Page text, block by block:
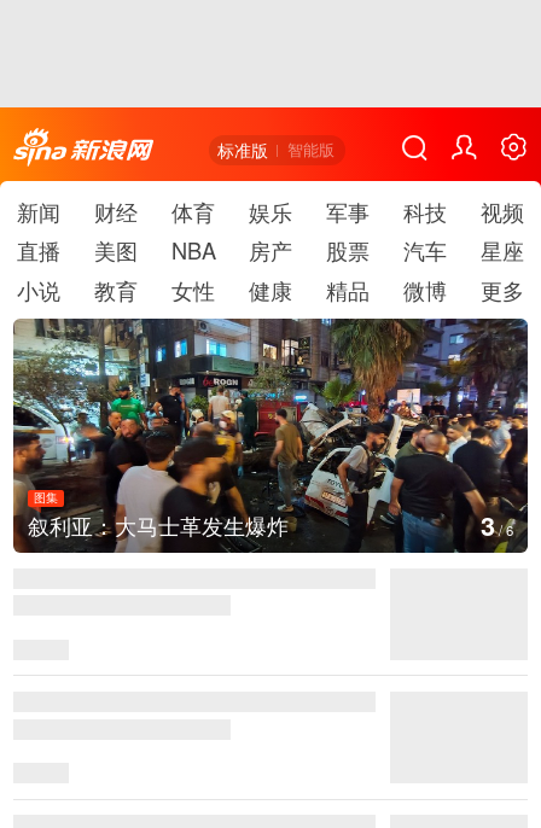
标准版 智能版
新闻 财经 体育 娱乐 军事 科技
视频
直播
美图 NBA 房产 股票 汽车
星座
小说
教育 女性 健康 精品 微博 更多
图集
叙利亚：大马士革发生爆炸 3/6